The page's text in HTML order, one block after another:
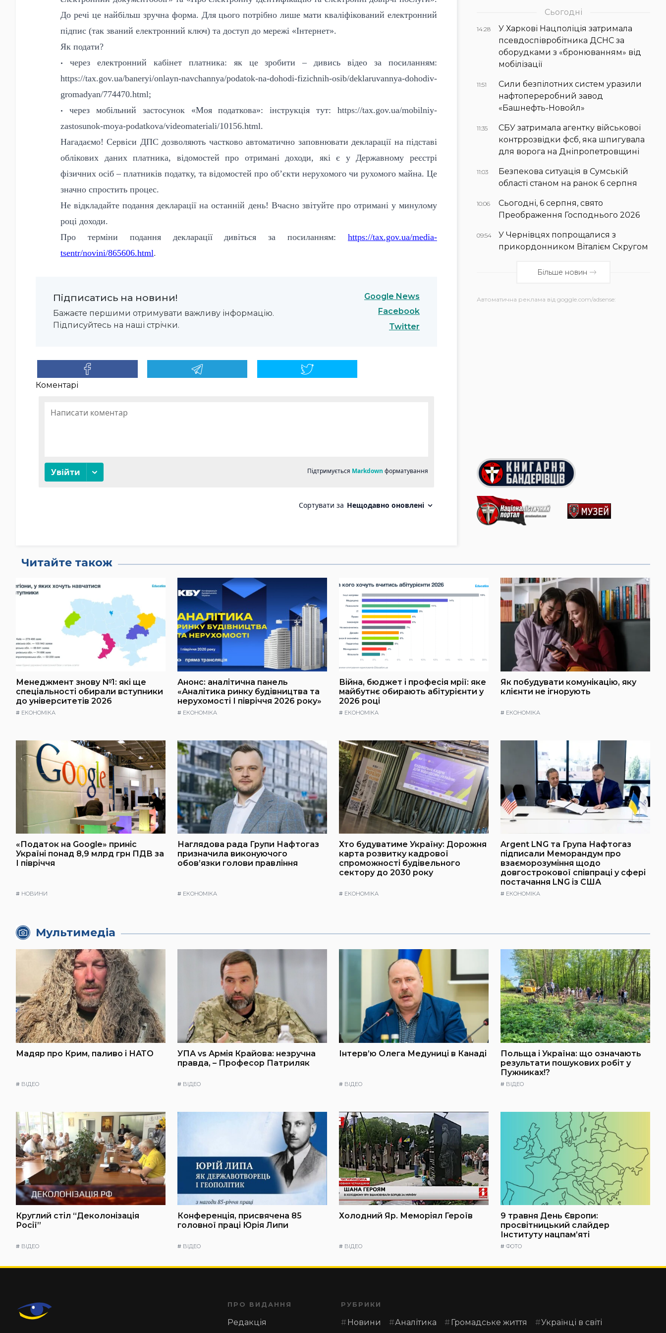
До речі це найбільш зручна форма. Для цього потрібно лише мати кваліфікований електронний
підпис (так званий електронний ключ) та доступ до мережі «Інтернет».
Як подати?
• через електронний кабінет платника: як це зробити – дивись відео
за посиланням:
https://tax.gov.ua/baneryi/onlayn-navchannya/podatok-na-dohodi-fizichnih-osib/deklaruvannya-dohodiv-
gromadyan/774470.html;
• через мобільний застосунок «Моя податкова»: інструкція тут: https://tax.gov.ua/mobilniy-
zastosunok-moya-podatkova/videomateriali/10156.html.
Нагадаємо! Сервіси ДПС дозволяють частково автоматично заповнювати декларації на підставі
облікових даних платника, відомостей про отримані доходи, які є у Державному реєстрі
фізичних осіб – платників податку, та відомостей про об’єкти нерухомого чи рухомого майна. Це
значно спростить процес.
Не відкладайте подання декларації на останній день! Вчасно звітуйте про отримані у минулому
році доходи.
Про терміни подання декларації дивіться за посиланням: https://tax.gov.ua/media-
tsentr/novini/865606.html.
Підписатись на новини!
Бажаєте першими отримувати важливу інформацію.
Підписуйтесь на наші стрічки.
Google News
Facebook
Twitter
Коментарі
Сьогодні
14:28
У Харкові Нацполіція затримала
псевдоспівробітника ДСНС за
оборудками з «бронюванням» від
мобілізації
11:51
Сили безпілотних систем уразили
нафтопереробний завод
«Башнефть-Новойл»
11:35
СБУ затримала агентку військової
контррозвідки фсб, яка шпигувала
для ворога на Дніпропетровщині
11:03
Безпекова ситуація в Сумській
області станом на ранок 6 серпня
10:06
Сьогодні, 6 серпня, свято
Преображення Господнього 2026
09:54
У Чернівцях попрощалися з
прикордонником Віталієм Скругом
Більше новин
Автоматична реклама від goggle.com/adsense:
Читайте також
Менеджмент знову №1: які ще
спеціальності обирали вступники
до університетів 2026
# ЕКОНОМІКА
Анонс: аналітична панель
«Аналітика ринку будівництва та
нерухомості І півріччя 2026 року»
# ЕКОНОМІКА
Війна, бюджет і професія мрії: яке
майбутнє обирають абітурієнти у
2026 році
# ЕКОНОМІКА
Як побудувати комунікацію, яку
клієнти не ігнорують
# ЕКОНОМІКА
«Податок на Google» приніс
Україні понад 8,9 млрд грн ПДВ за
І півріччя
# НОВИНИ
Наглядова рада Групи Нафтогаз
призначила виконуючого
обов’язки голови правління
# ЕКОНОМІКА
Хто будуватиме Україну: Дорожня
карта розвитку кадрової
спроможності будівельного
сектору до 2030 року
# ЕКОНОМІКА
Argent LNG та Група Нафтогаз
підписали Меморандум про
взаєморозуміння щодо
довгострокової співпраці у сфері
постачання LNG із США
# ЕКОНОМІКА
Мультимедіа
Мадяр про Крим, паливо і НАТО
# ВІДЕО
УПА vs Армія Крайова: незручна
правда, – Професор Патриляк
# ВІДЕО
Інтерв’ю Олега Медуниці в Канаді
# ВІДЕО
Польща і Україна: що означають
результати пошукових робіт у
Пужниках!?
# ВІДЕО
Круглий стіл “Деколонізація
Росії”
# ВІДЕО
Конференція, присвячена 85
головної праці Юрія Липи
# ВІДЕО
Холодний Яр. Меморіял Героїв
# ВІДЕО
9 травня День Європи:
просвітницький слайдер
Інституту нацпам’яті
# ФОТО
ПРО ВИДАННЯ
Редакція
РУБРИКИ
Новини Аналітика Громадське життя
Українці в світі